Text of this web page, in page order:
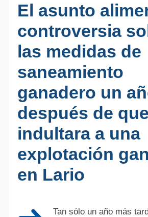
El asunto
controversia
las medidas de
saneamiento
ganadero un
después de
indultara a una
explotación
en Lario
Tan sólo un año más